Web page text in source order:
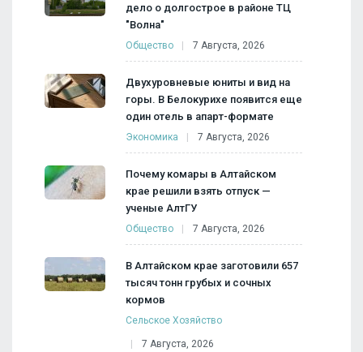
дело о долгострое в районе ТЦ
"Волна"
Общество 7 Августа, 2026
Двухуровневые юниты и вид на
горы. В Белокурихе появится еще
один отель в апарт-формате
Экономика 7 Августа, 2026
Почему комары в Алтайском
крае решили взять отпуск —
ученые АлтГУ
Общество 7 Августа, 2026
В Алтайском крае заготовили 657
тысяч тонн грубых и сочных
кормов
Сельское Хозяйство
7 Августа, 2026